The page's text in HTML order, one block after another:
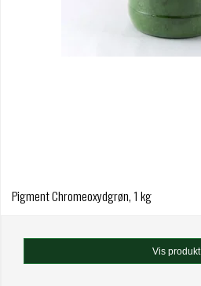
Pigment Chromeoxydgrøn, 1 kg
Vis produkt